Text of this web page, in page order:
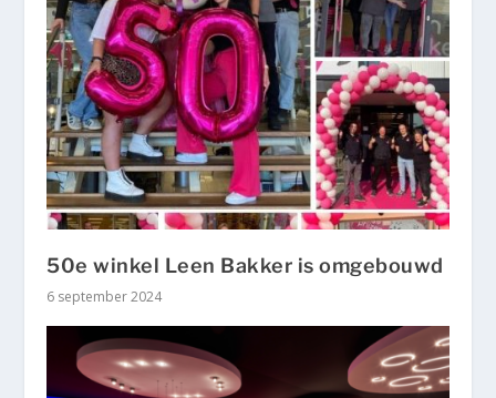
50e winkel Leen Bakker is omgebouwd
6 september 2024